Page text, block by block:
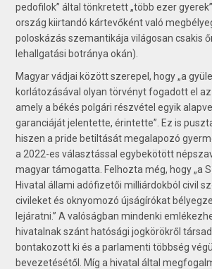
pedofilok” által tönkretett „több ezer
ország kiirtandó kártevőként való
poloskázás szemantikája világosan csakis
lehallgatási botránya okán).
Magyar vádjai között szerepel, hogy „a
korlátozásával olyan törvényt fogadott el
amely a békés polgári részvétel egyik
garanciáját jelentette, érintette”. Ez is
hiszen a pride betiltását megalapozó
a 2022-es választással egybekötött
magyar támogatta. Felhozta még, hogy „a
Hivatal állami adófizetői milliárdokból civil
civileket és oknyomozó újságírókat
lejáratni.” A valóságban mindenki
hivatalnak szánt hatósági jogkörökről
bontakozott ki és a parlamenti többség
bevezetésétől. Míg a hivatal által